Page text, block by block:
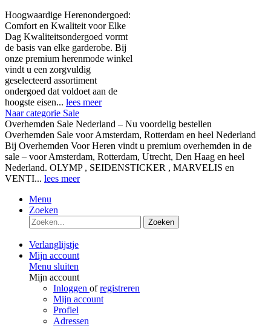
Hoogwaardige Herenondergoed:
Comfort en Kwaliteit voor Elke
Dag Kwaliteitsondergoed vormt
de basis van elke garderobe. Bij
onze premium herenmode winkel
vindt u een zorgvuldig
geselecteerd assortiment
ondergoed dat voldoet aan de
hoogste eisen... lees meer
Naar categorie Sale
Overhemden Sale Nederland – Nu voordelig bestellen
Overhemden Sale voor Amsterdam, Rotterdam en heel Nederland
Bij Overhemden Voor Heren vindt u premium overhemden in de
sale – voor Amsterdam, Rotterdam, Utrecht, Den Haag en heel
Nederland. OLYMP , SEIDENSTICKER , MARVELIS en
VENTI... lees meer
Menu
Zoeken
Zoeken
Verlanglijstje
Mijn account
Menu sluiten
Mijn account
Inloggen ofregistreren
Mijn account
Profiel
Adressen